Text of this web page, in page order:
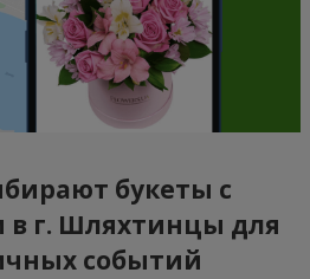
букеты с
в г. Шляхтинцы для
событий